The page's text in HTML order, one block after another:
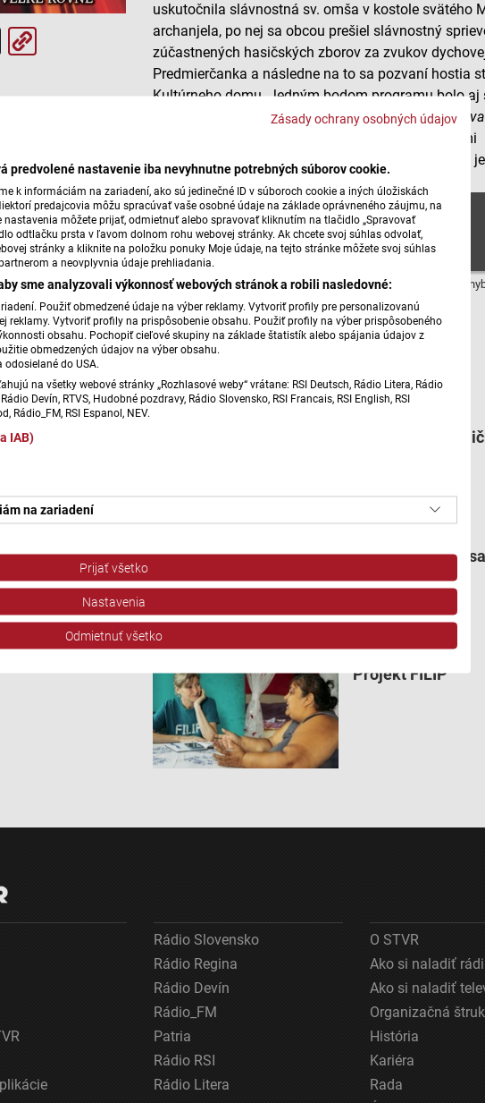
Zásady ochrany osobných údajov
predvolené nastavenie iba nevyhnutne potrebných súborov cookie.
k informáciám na zariadení, ako sú jedinečné ID v súboroch cookie a iných úložiskách
predajcovia môžu spracúvať vaše osobné údaje na základe oprávneného záujmu, na
nastavenia môžete prijať, odmietnuť alebo spravovať kliknutím na tlačidlo „Spravovať
odtlačku prsta v ľavom dolnom rohu webovej stránky. Ak chcete svoj súhlas odvolať,
stránky a kliknite na položku ponuky Moje údaje, na tejto stránke môžete svoj súhlas
a neovplyvnia údaje prehliadania.
sme analyzovali výkonnosť webových stránok a robili nasledovné:
Použiť obmedzené údaje na výber reklamy. Vytvoriť profily pre personalizovanú
reklamy. Vytvoriť profily na prispôsobenie obsahu. Použiť profily na výber prispôsobeného
obsahu. Pochopiť cieľové skupiny na základe štatistík alebo spájania údajov z
obmedzených údajov na výber obsahu.
do USA.
na všetky webové stránky „Rozhlasové weby“ vrátane: RSI Deutsch, Rádio Litera, Rádio
Devín, RTVS, Hudobné pozdravy, Rádio Slovensko, RSI Francais, RSI English, RSI
Rádio_FM, RSI Espanol, NEV.
IAB)
na zariadení
reklamy
polohe
vyžiadaných informácií
Prijať všetko
Nastavenia
Odmietnuť všetko
uskutočnila slávnostná sv. omša v kostole svätého
archanjela, po nej sa obcou prešiel slávnostný
zúčastnených hasičských zborov za zvukov
Predmierčanka a následne na to sa pozvaní hostia
Kultúrneho domu. Jedným bodom programu bolo aj
oceňovanie jednotlivcov a organizácií.Mariana
bola pri tom. Porozprávala sa aj s mladými hasičmi
Helmešovcami
Hliníka nad Váhom
. V Bytčiansku
osláv v tomto období viac.
100 rokov hasicov vo Velkom Rovnom
Máte problém s prehrávaním?Nahláste nám
ilu. foto: velkerovne.sk
Súvisiace články
Medzi nami
Škola, do ktorej
Projekt FILIP
Rádio Slovensko
Rádio Regina
Rádio Devín
Rádio_FM
Patria
Rádio RSI
Rádio Litera
O STVR
Ako si naladiť
Ako si naladiť
Organizačná
História
Kariéra
Rada